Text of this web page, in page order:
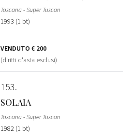
Toscana - Super Tuscan
1993 (1 bt)
VENDUTO € 200
(diritti d'asta esclusi)
153
SOLAIA
Toscana - Super Tuscan
1982 (1 bt)